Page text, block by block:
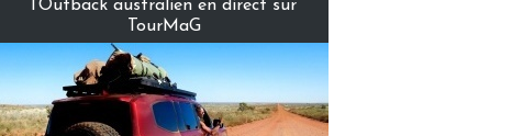
l’Outback australien en direct sur
TourMaG